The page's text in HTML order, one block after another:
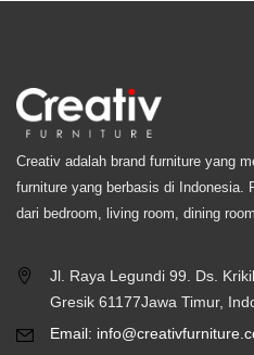
Creativ adalah brand furniture yang
furniture yang berbasis di Indonesia.
dari bedroom, living room, dining
Jl. Raya Legundi 99. Ds.
Gresik 61177Jawa Timur,
Email: